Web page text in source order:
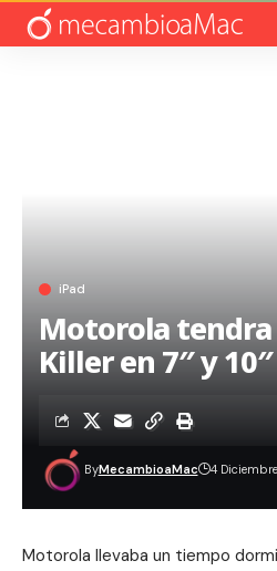
iPad
Motorola tendra
Killer en 7″ y
ByMecambioaMac 4
Motorola llevaba un tiempo